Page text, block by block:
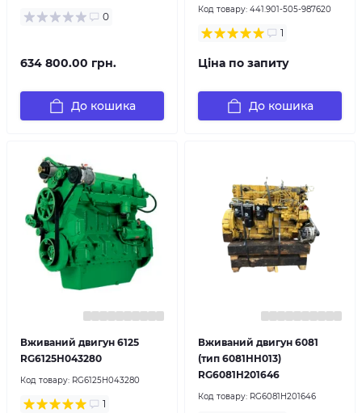
0
634 800.00 грн.
До кошика
Код товару: 441.901-505-987620
1
Ціна по запиту
До кошика
Вживаний двигун 6125
RG6125H043280
Код товару: RG6125H043280
1
Вживаний двигун 6081
(тип 6081HH013)
RG6081H201646
Код товару: RG6081H201646